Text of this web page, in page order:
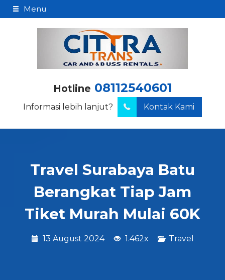
Menu
Hotline 08112540601
Informasi lebih lanjut? Kontak Kami
Travel Surabaya Batu
Berangkat Tiap Jam
Tiket Murah Mulai 60K
13 August 2024 1.462x Travel